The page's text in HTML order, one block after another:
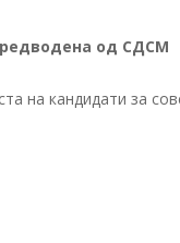
од СДСМ
на кандидати за